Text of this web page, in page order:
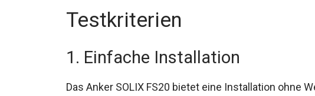
Testkriterien
1. Einfache Installation
Das Anker SOLIX FS20 bietet eine Installation ohne